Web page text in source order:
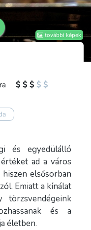
további képek
és egyedülálló
ad a város
elsősorban
Emiatt a kínálat
törzsvendégeink
és a
életben.